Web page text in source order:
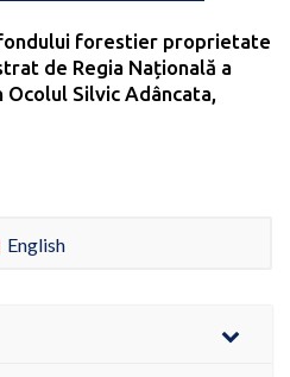
forestier proprietate
de Regia Națională a
Ocolul Silvic Adâncata,
English